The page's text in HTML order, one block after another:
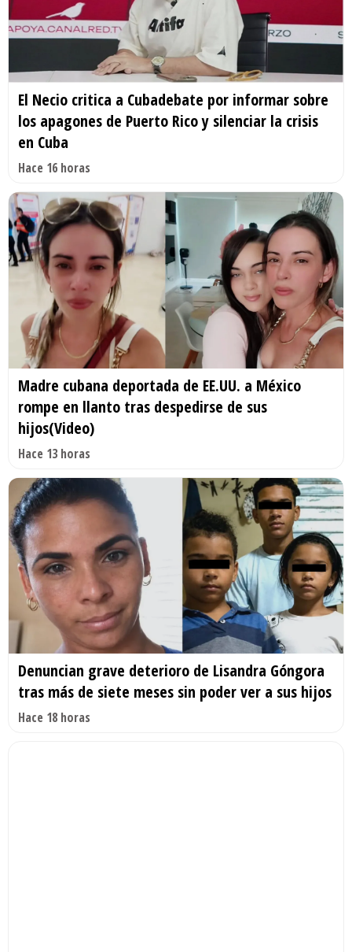
El Necio critica a Cubadebate por informar sobre
los apagones de Puerto Rico y silenciar la crisis
en Cuba
Hace 16 horas
Madre cubana deportada de EE.UU. a México
rompe en llanto tras despedirse de sus
hijos(Video)
Hace 13 horas
Denuncian grave deterioro de Lisandra Góngora
tras más de siete meses sin poder ver a sus hijos
Hace 18 horas